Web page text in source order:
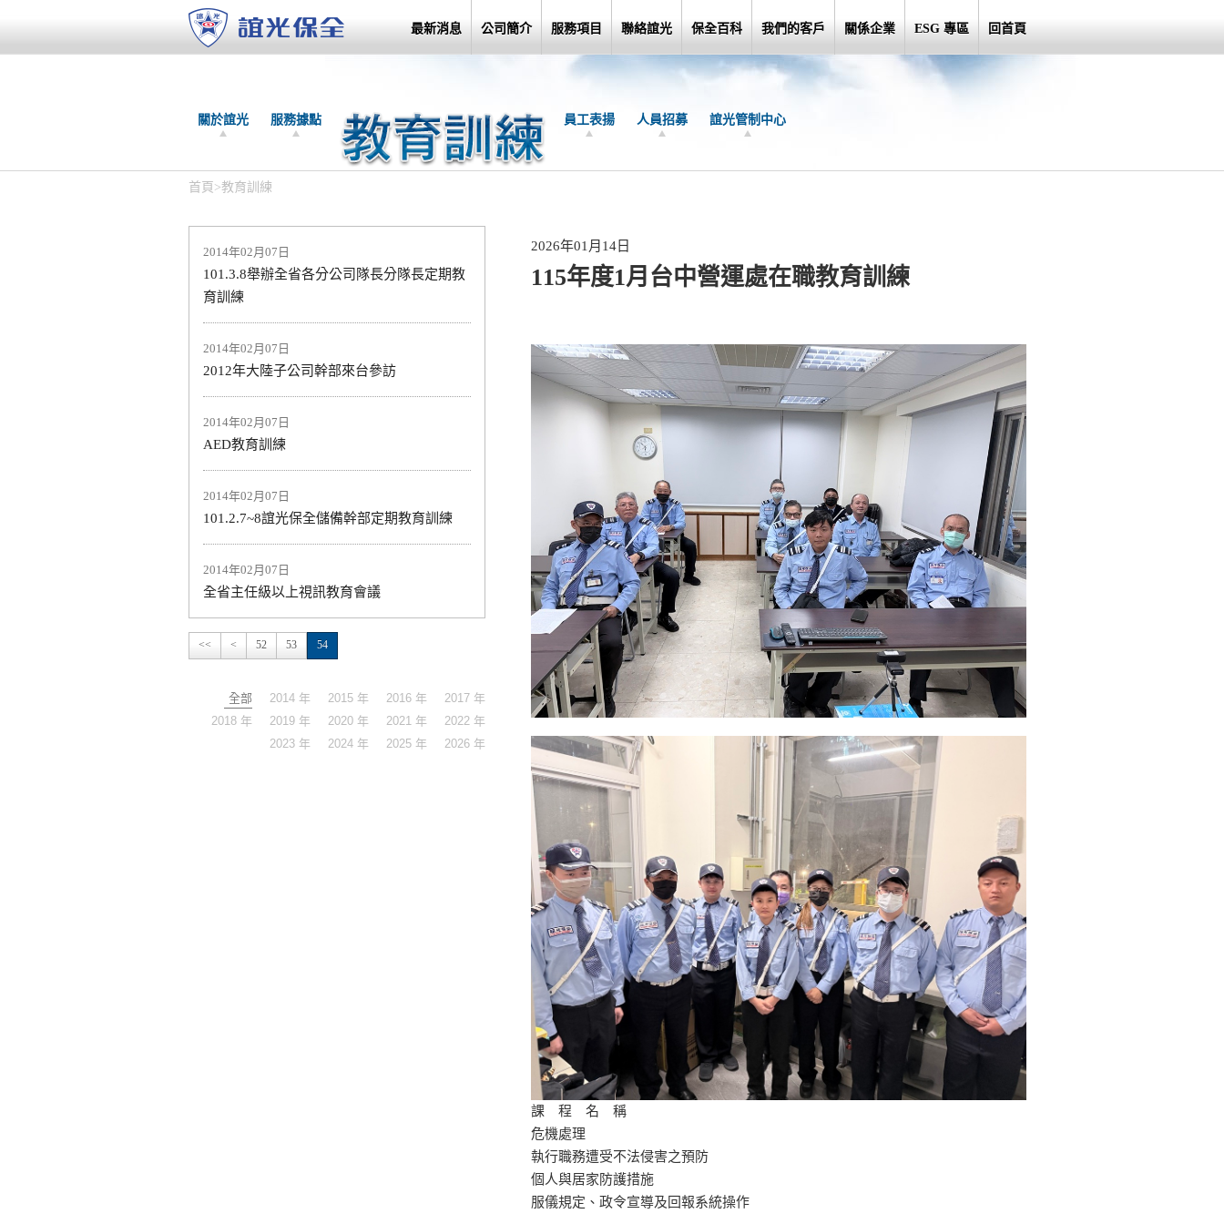
最新消息 公司簡介 服務項目 聯絡誼光 保全百科 我們的客戶 關係企業 ESG 專區 回首頁
關於誼光 服務據點 員工表揚 人員招募 誼光管制中心
首頁 >教育訓練
2014年02月07日
101.3.8舉辦全省各分公司隊長分隊長定期教
育訓練
2014年02月07日
2012年大陸子公司幹部來台參訪
2014年02月07日
AED教育訓練
2014年02月07日
101.2.7~8誼光保全儲備幹部定期教育訓練
2014年02月07日
全省主任級以上視訊教育會議
<< < 52 53 54
全部 2014 年 2015 年 2016 年
2017 年
2018 年
2019 年 2020 年 2021 年
2022 年
2023 年
2024 年 2025 年 2026 年
2026年01月14日
115年度1月台中營運處在職教育訓練
課 程 名 稱
危機處理
執行職務遭受不法侵害之預防
個人與居家防護措施
服儀規定、政令宣導及回報系統操作